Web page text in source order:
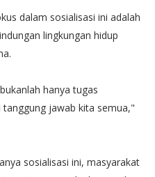
dalam sosialisasi ini adalah
lingkungan hidup
hanya tugas
jawab kita semua,"
sosialisasi ini, masyarakat